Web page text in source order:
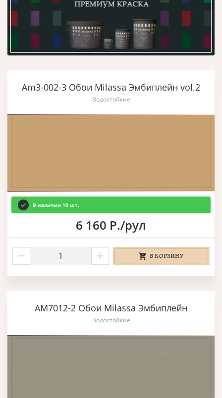
Am3-002-3 Обои Milassa Эмбиплейн vol.2
Водостойкие
В наличии 10 шт.
6 160 Р./рул
В КОРЗИНУ
AM7012-2 Обои Milassa Эмбиплейн
Водостойкие